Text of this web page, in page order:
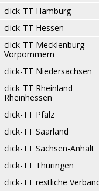
click-TT Hamburg
click-TT Hessen
click-TT Mecklenburg-
Vorpommern
click-TT Niedersachsen
click-TT Rheinland-
Rheinhessen
click-TT Pfalz
click-TT Saarland
click-TT Sachsen-Anhalt
click-TT Thüringen
click-TT restliche